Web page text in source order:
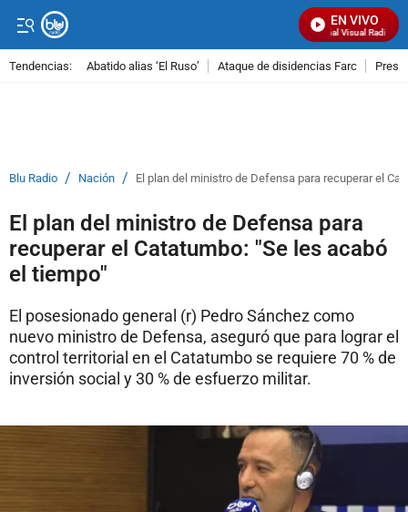
EN VIVO
Señal Visual Radio
Tendencias: Abatido alias ‘El Ruso’ Ataque de disidencias Farc
Blu Radio / Nación / El plan del ministro de Defensa para recuperar el
El plan del ministro de Defensa para
recuperar el Catatumbo: "Se les acabó
el tiempo"
El posesionado general (r) Pedro Sánchez como
nuevo ministro de Defensa, aseguró que para lograr el
control territorial en el Catatumbo se requiere 70 % de
inversión social y 30 % de esfuerzo militar.